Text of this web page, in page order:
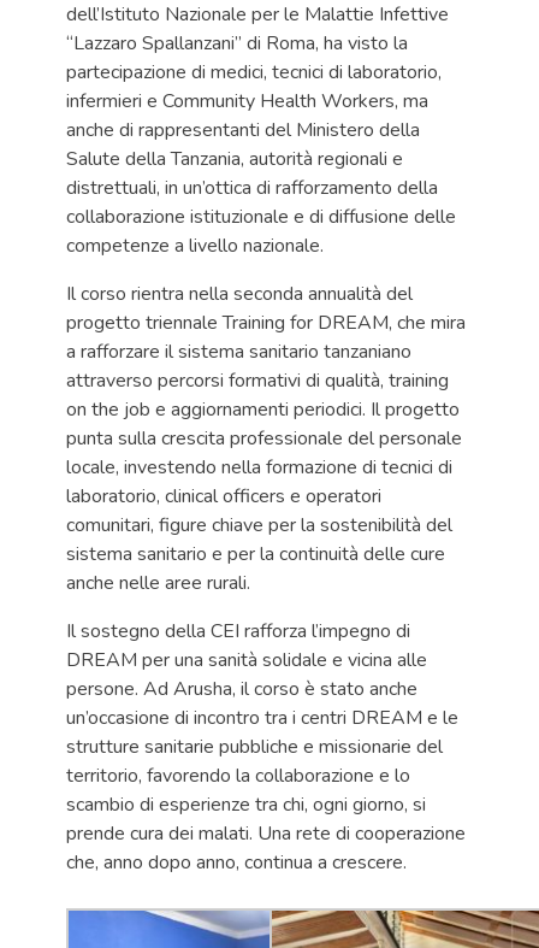
dell’Istituto Nazionale per le Malattie Infettive
“Lazzaro Spallanzani” di Roma, ha visto la
partecipazione di medici, tecnici di laboratorio,
infermieri e Community Health Workers, ma
anche di rappresentanti del Ministero della
Salute della Tanzania, autorità regionali e
distrettuali, in un’ottica di rafforzamento della
collaborazione istituzionale e di diffusione delle
competenze a livello nazionale.
Il corso rientra nella seconda annualità del
progetto triennale Training for DREAM, che mira
a rafforzare il sistema sanitario tanzaniano
attraverso percorsi formativi di qualità, training
on the job e aggiornamenti periodici. Il progetto
punta sulla crescita professionale del personale
locale, investendo nella formazione di tecnici di
laboratorio, clinical officers e operatori
comunitari, figure chiave per la sostenibilità del
sistema sanitario e per la continuità delle cure
anche nelle aree rurali.
Il sostegno della CEI rafforza l’impegno di
DREAM per una sanità solidale e vicina alle
persone. Ad Arusha, il corso è stato anche
un’occasione di incontro tra i centri DREAM e le
strutture sanitarie pubbliche e missionarie del
territorio, favorendo la collaborazione e lo
scambio di esperienze tra chi, ogni giorno, si
prende cura dei malati. Una rete di cooperazione
che, anno dopo anno, continua a crescere.